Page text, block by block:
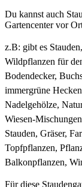
Du kannst auch
Gartencenter vor
z.B: gibt es
Wildpflanzen für
Bodendecker,
immergrüne
Nadelgehölze,
Wiesen-
Stauden, Gräser,
Topfpflanzen,
Balkonpflanzen,
Für diese